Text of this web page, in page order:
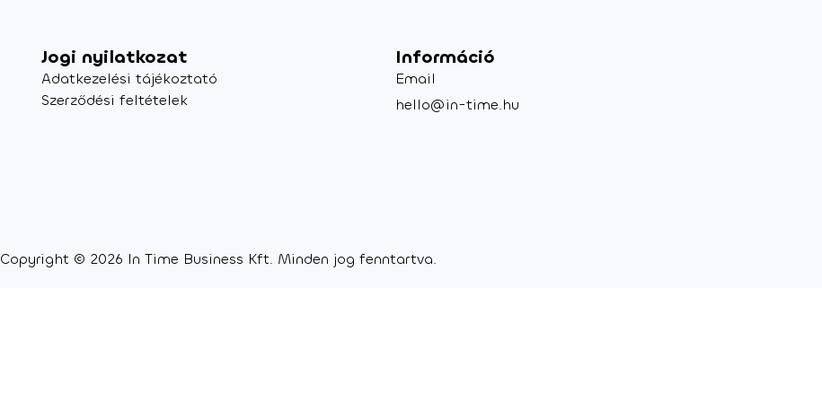
Jogi nyilatkozat
Adatkezelési tájékoztató
Szerződési feltételek
Információ
Email
hello@in-time.hu
Copyright © 2026 In Time Business Kft. Minden jog fenntartva.